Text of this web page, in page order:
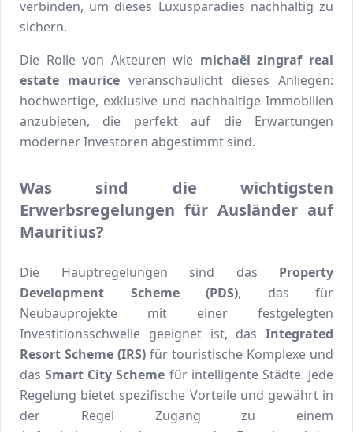
verbinden, um dieses Luxusparadies nachhaltig zu
sichern.
Die Rolle von Akteuren wie michaël zingraf real
estate maurice veranschaulicht dieses Anliegen:
hochwertige, exklusive und nachhaltige Immobilien
anzubieten, die perfekt auf die Erwartungen
moderner Investoren abgestimmt sind.
Was sind die wichtigsten
Erwerbsregelungen für Ausländer auf
Mauritius?
Die Hauptregelungen sind das Property
Development Scheme (PDS), das für
Neubauprojekte mit einer festgelegten
Investitionsschwelle geeignet ist, das Integrated
Resort Scheme (IRS) für touristische Komplexe und
dasSmart City Scheme für intelligente Städte. Jede
Regelung bietet spezifische Vorteile und gewährt in
der Regel Zugang zu einem